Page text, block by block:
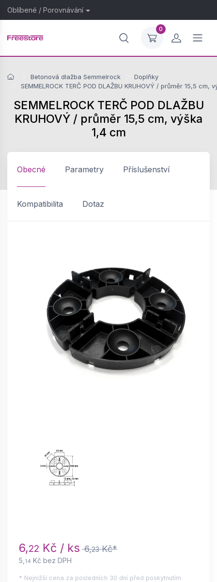
Oblíbené / Porovnávání
0
Betonová dlažba Semmelrock
Doplňky
SEMMELROCK TERČ POD DLAŽBU KRUHOVÝ / průměr 15,5 cm,
SEMMELROCK TERČ POD DLAŽBU
KRUHOVÝ / průměr 15,5 cm, výška
1,4 cm
Obecné Parametry Příslušenství
Kompatibilita Dotaz
6,22 Kč / ks 6,23Kč*
5, 14 Kč bez DPH
* Nejnižší cena za posledních 30 dní před poskytnutím